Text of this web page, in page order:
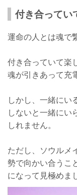
付き合ってい
運命の人とは魂で
付き合っていて楽
魂が引きあって充
しかし、一緒にい
しないと一緒にい
しれません。
ただし、ソウルメ
勢で向かい合うこ
になって見極めま